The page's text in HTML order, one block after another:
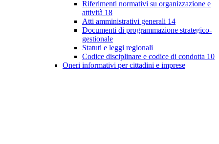
Riferimenti normativi su organizzazione e
attività 18
Atti amministrativi generali 14
Documenti di programmazione strategico-
gestionale
Statuti e leggi regionali
Codice disciplinare e codice di condotta 10
Oneri informativi per cittadini e imprese